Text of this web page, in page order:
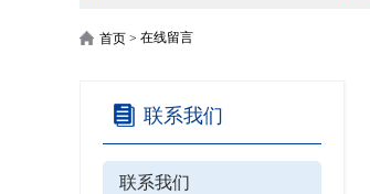
首页 > 在线留言
联系我们
联系我们